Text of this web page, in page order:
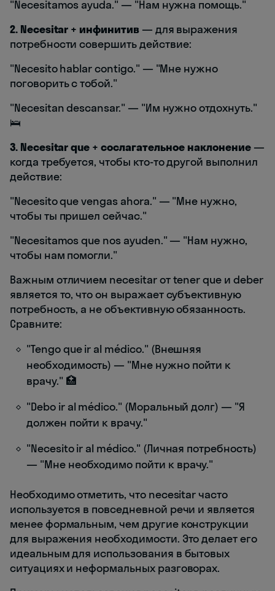
"Necesitamos ayuda." — "Нам нужна помощь."
2. Necesitar + инфинитив— для выражения
потребности совершить действие:
"Necesito hablar contigo." — "Мне нужно
поговорить с тобой."
"Necesitan descansar." — "Им нужно отдохнуть."
🛌
3. Necesitar que + сослагательное наклонение—
когда требуется, чтобы кто-то другой выполнил
действие:
"Necesito que vengas ahora." — "Мне нужно,
чтобы ты пришел сейчас."
"Necesitamos que nos ayuden." — "Нам нужно,
чтобы нам помогли."
Важным отличием necesitar от tener que и deber
является то, что он выражает субъективную
потребность, а не объективную обязанность.
Сравните:
"Tengo que ir al médico." (Внешняя
необходимость) — "Мне нужно пойти к
врачу." 🏥
"Debo ir al médico." (Моральный долг) — "Я
должен пойти к врачу."
"Necesito ir al médico." (Личная потребность)
— "Мне необходимо пойти к врачу."
Необходимо отметить, что necesitar часто
используется в повседневной речи и является
менее формальным, чем другие конструкции
для выражения необходимости. Это делает его
идеальным для использования в бытовых
ситуациях и неформальных разговорах.